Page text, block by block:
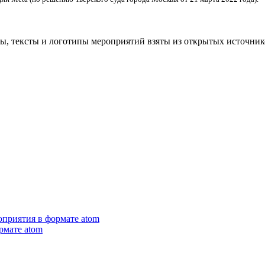
тексты и логотипы мероприятий взяты из открытых